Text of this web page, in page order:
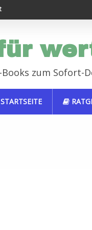
zum Sofort-
STARTSEITE